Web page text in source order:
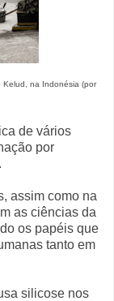
Kelud, na Indonésia (por
de vários
por
assim como na
as ciências da
os papéis que
tanto em
silicose nos